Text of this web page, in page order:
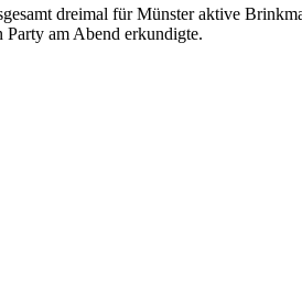
dreimal für Münster aktive
Party am Abend erkundigte.